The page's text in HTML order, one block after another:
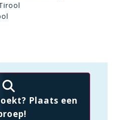
Plaats een